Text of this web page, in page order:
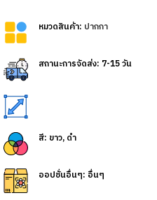
หมวดสินค้า: ปากกา
สถานะการจัดส่ง: 7-15 วัน
สี: ขาว, ดำ
ออปชั่นอื่นๆ: อื่นๆ